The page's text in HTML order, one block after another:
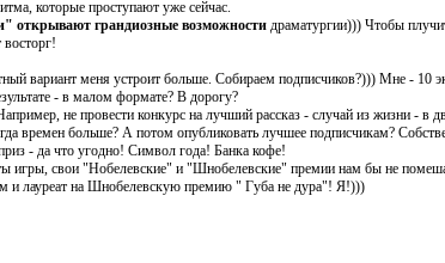
которые проступают уже сейчас.
открывают грандиозные возможности драматургии))) Чтобы
вариант меня устроит больше. Собираем подписчиков?))) Мне - 10
- в малом формате? В дорогу?
не провести конкурс на лучший рассказ - случай из жизни - в
времен больше? А потом опубликовать лучшее подписчикам?
- да что угодно! Символ года! Банка кофе!
игры, свои "Нобелевские" и "Шнобелевские" премии нам бы не
и лауреат на Шнобелевскую премию " Губа не дура"! Я!)))